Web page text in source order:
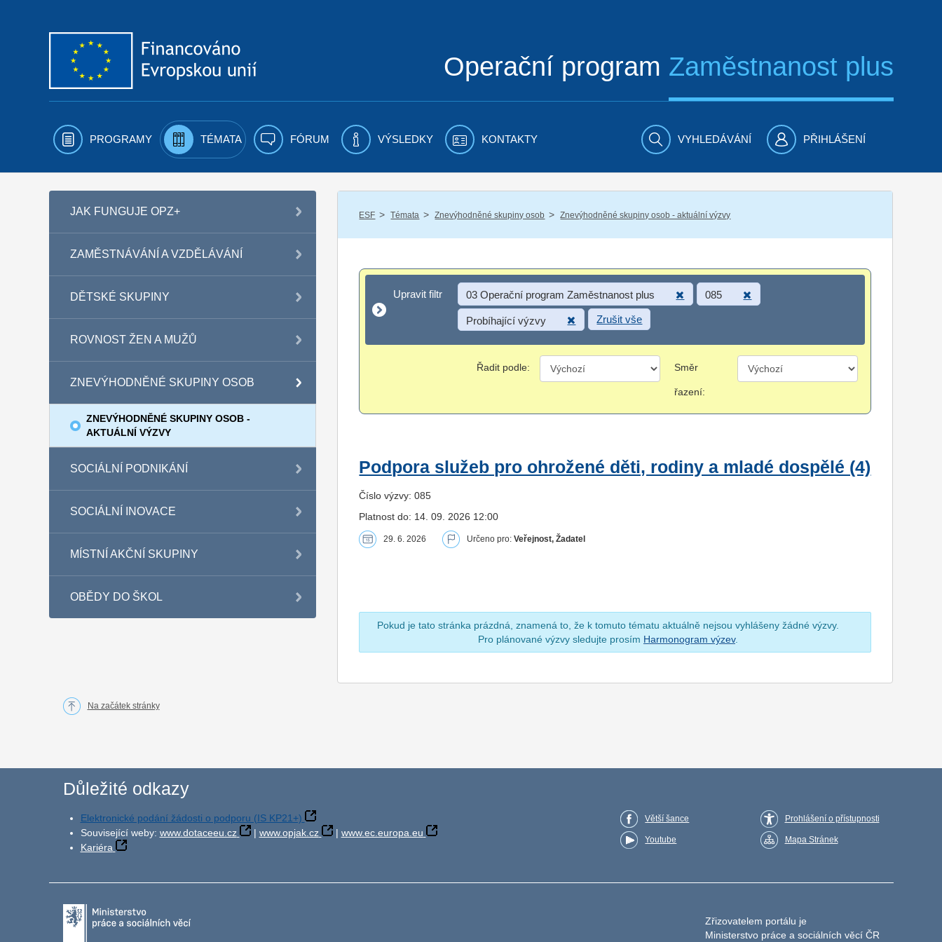
Operační program Zaměstnanost plus
PROGRAMY TÉMATA FÓRUM VÝSLEDKY KONTAKTY VYHLEDÁVÁNÍ PŘIHLÁŠENÍ
JAK FUNGUJE OPZ+
ZAMĚSTNÁVÁNÍ A VZDĚLÁVÁNÍ
DĚTSKÉ SKUPINY
ROVNOST ŽEN A MUŽŮ
ZNEVÝHODNĚNÉ SKUPINY OSOB
ZNEVÝHODNĚNÉ SKUPINY OSOB -
AKTUÁLNÍ VÝZVY
SOCIÁLNÍ PODNIKÁNÍ
SOCIÁLNÍ INOVACE
MÍSTNÍ AKČNÍ SKUPINY
OBĚDY DO ŠKOL
ESF / Témata / Znevýhodněné skupiny osob / Znevýhodněné skupiny osob - aktuální výzvy
Upravit filtr
Upravit filtr 03 Operační program Zaměstnanost plus 085
Probíhající výzvy Zrušit vše
Řadit podle: Směr
řazení:
Podpora služeb pro ohrožené děti, rodiny a mladé dospělé (4)
Číslo výzvy: 085
Platnost do: 14. 09. 2026 12:00
29. 6. 2026 Určeno pro:Veřejnost, Žadatel
Pokud je tato stránka prázdná, znamená to, že k tomuto tématu aktuálně nejsou vyhlášeny žádné výzvy.
Pro plánované výzvy sledujte prosím Harmonogram výzev.
Na začátek stránky
Důležité odkazy
Elektronické podání žádosti o podporu (IS KP21+)
Související weby: www.dotaceeu.cz | www.opjak.cz | www.ec.europa.eu
Kariéra
Větší šance
Youtube
Prohlášení o přístupnosti
Mapa Stránek
Zřizovatelem portálu je
Ministerstvo práce a sociálních věcí ČR